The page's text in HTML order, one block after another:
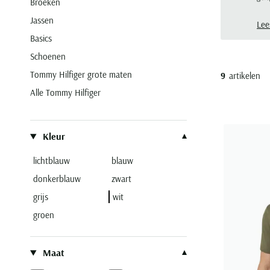
Jassen
Basics
Schoenen
Tommy Hilfiger grote maten
Alle Tommy Hilfiger
Kleur
lichtblauw
blauw
donkerblauw
zwart
grijs
wit
groen
Maat
9 artikelen